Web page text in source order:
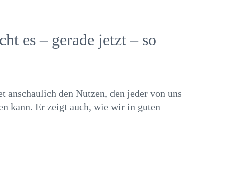
es – gerade jetzt – so
anschaulich den Nutzen, den jeder von uns
kann. Er zeigt auch, wie wir in guten